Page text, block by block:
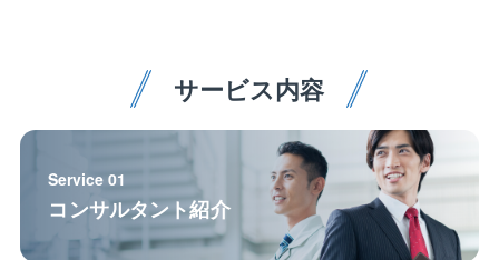
サービス内容
Service 01
コンサルタント紹介